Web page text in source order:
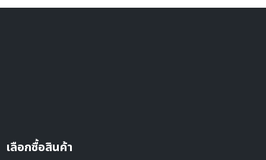
เลือกซื้อสินค้า